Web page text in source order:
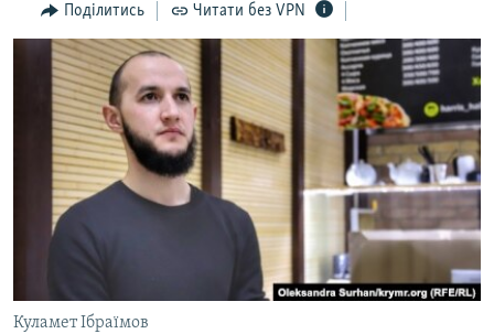
пошукуІНТЕРВ'Ю
ВСЕ ЗА ДЕНЬ
СПЕЦПРОЕКТИ
ДЕПОРТАЦІЯ
ВІДЕОУРОКИ «ELIFBE»
СВІДЧЕННЯ ОКУПАЦІЇ
УКРАЇНСЬКА ПРОБЛЕМА КРИМУ
ІНФОГРАФІКА
ЯК ОБІЙТИ БЛОКУВАННЯ
Русский
Qırımtatar
ДОЛУЧАЙСЯ!
Поділитись Читати без VPN
Куламет Ібраїмов